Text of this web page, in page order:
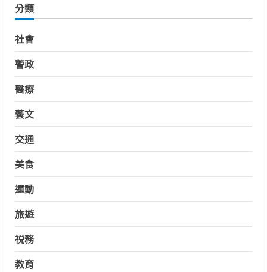
分類
社會
警政
醫療
藝文
交通
美食
運動
旅遊
祱務
教育